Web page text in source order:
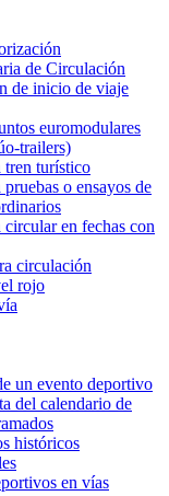
de Circulación
de inicio de viaje
euromodulares
trailers)
tren turístico
o ensayos de
en fechas con
circulación
rojo
un evento deportivo
del calendario de
históricos
en vías